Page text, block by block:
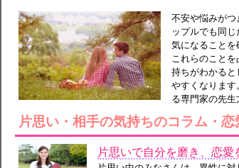
不安や悩みがつ
ップルでも同
気になること
これらのこと
持ちがわかると
やすくなります
る専門家の先生
片思い・相手の気持ちのコラム・
片思いで自分を磨き、恋愛